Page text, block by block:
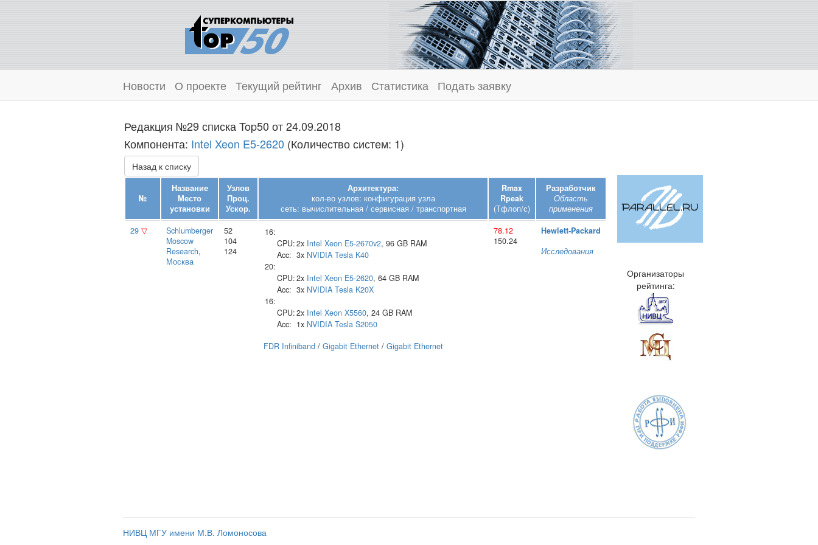
Новости О проекте Текущий рейтинг Архив Статистика Подать заявку
Редакция №29 списка Top50 от 24.09.2018
Компонента: Intel Xeon E5-2620 (Количество систем: 1)
Назад к списку
№
Название
Место
установки
Узлов
Проц.
Ускор.
Архитектура:
кол-во узлов: конфигурация узла
сеть: вычислительная / сервисная / транспортная
Rmax
Rpeak
(Тфлоп/с)
Разработчик
Область
применения
29 ▽
Schlumberger
Moscow
Research,
Москва
52
104
124
16:
CPU:2x Intel Xeon E5-2670v2, 96 GB RAM
Acc: 3x NVIDIA Tesla K40
20:
CPU:2x Intel Xeon E5-2620, 64 GB RAM
Acc: 3x NVIDIA Tesla K20X
16:
CPU:2x Intel Xeon X5560, 24 GB RAM
Acc: 1x NVIDIA Tesla S2050
FDR Infiniband / Gigabit Ethernet / Gigabit Ethernet
78.12
150.24
Hewlett‑Packard
Исследования
Организаторы
рейтинга:
НИВЦ МГУ имени М.В. Ломоносова